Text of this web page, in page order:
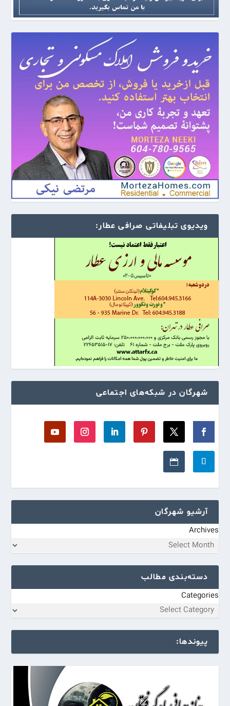
ویدیوی تبلیفاتی صرافی عطار:
شهرگان در شبکه‌های اجتماعی
آرشیو شهرگان
Archives
دسته‌بندی مطالب
Categories
پیوندها: